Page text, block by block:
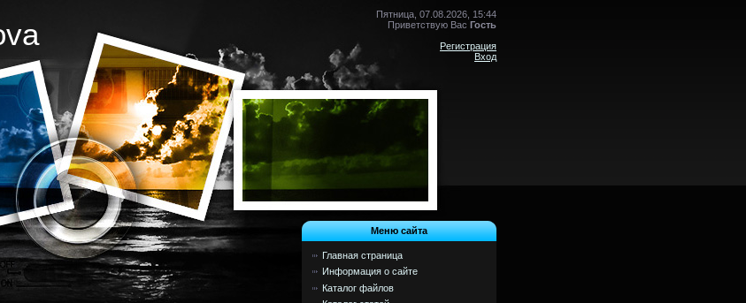
Пятница, 07.08.2026, 15:44
Приветствую Вас Гость
Регистрация
Вход
Меню сайта
Главная страница
Информация о сайте
Каталог файлов